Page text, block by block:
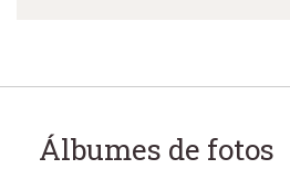
Álbumes de fotos